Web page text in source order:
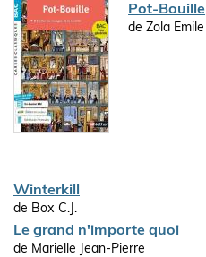
Pot-Bouille
de Zola Emile
Winterkill
de Box C.J.
Le grand n'importe quoi
de Marielle Jean-Pierre